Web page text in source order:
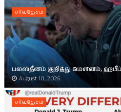
சர்வதேசம்
பலஸ்தீனம் குறித்து மௌனம், ஹபீப்
August 10, 2026
சர்வதேசம்